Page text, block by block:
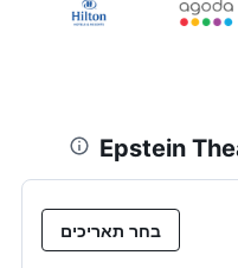
בחר תאריכים